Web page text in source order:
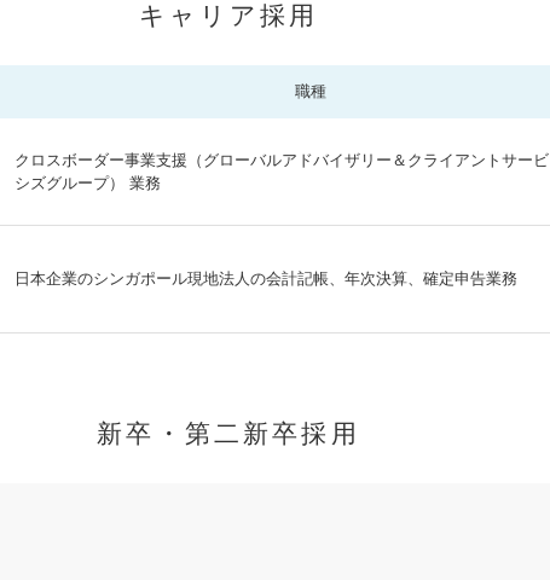
キャリア採用
職種
クロスボーダー事業支援（グローバルアドバイザリー＆クライアントサービ
シズグループ） 業務
日本企業のシンガポール現地法人の会計記帳、年次決算、確定申告業務
新卒・第二新卒採用